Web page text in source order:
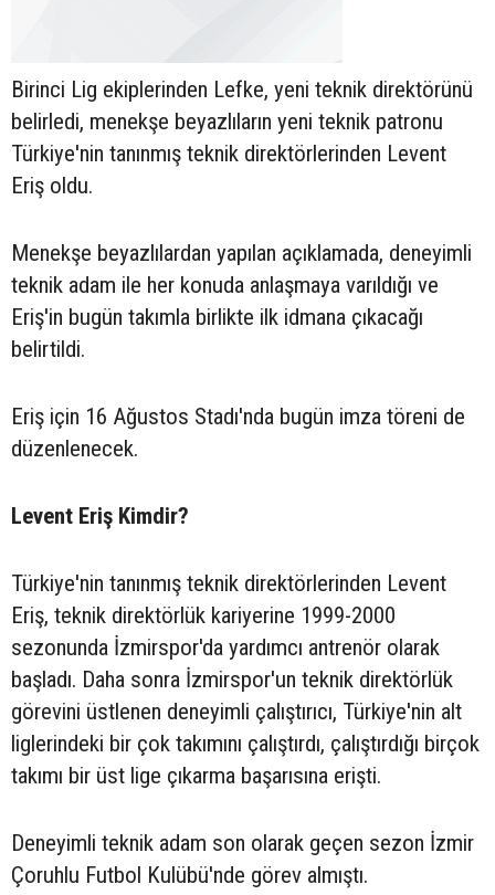
Birinci Lig ekiplerinden Lefke, yeni teknik direktörünü
belirledi, menekşe beyazlıların yeni teknik patronu
Türkiye'nin tanınmış teknik direktörlerinden Levent
Eriş oldu.
Menekşe beyazlılardan yapılan açıklamada, deneyimli
teknik adam ile her konuda anlaşmaya varıldığı ve
Eriş'in bugün takımla birlikte ilk idmana çıkacağı
belirtildi.
Eriş için 16 Ağustos Stadı'nda bugün imza töreni de
düzenlenecek.
Levent Eriş Kimdir?
Türkiye'nin tanınmış teknik direktörlerinden Levent
Eriş, teknik direktörlük kariyerine 1999-2000
sezonunda İzmirspor'da yardımcı antrenör olarak
başladı. Daha sonra İzmirspor'un teknik direktörlük
görevini üstlenen deneyimli çalıştırıcı, Türkiye'nin alt
liglerindeki bir çok takımını çalıştırdı, çalıştırdığı birçok
takımı bir üst lige çıkarma başarısına erişti.
Deneyimli teknik adam son olarak geçen sezon İzmir
Çoruhlu Futbol Kulübü'nde görev almıştı.